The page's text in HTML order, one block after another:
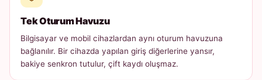
Tek Oturum Havuzu
Bilgisayar ve mobil cihazlardan aynı oturum havuzuna
bağlanılır. Bir cihazda yapılan giriş diğerlerine yansır,
bakiye senkron tutulur, çift kaydı oluşmaz.